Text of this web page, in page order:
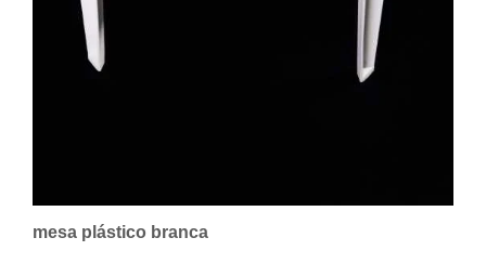
mesa plástico branca